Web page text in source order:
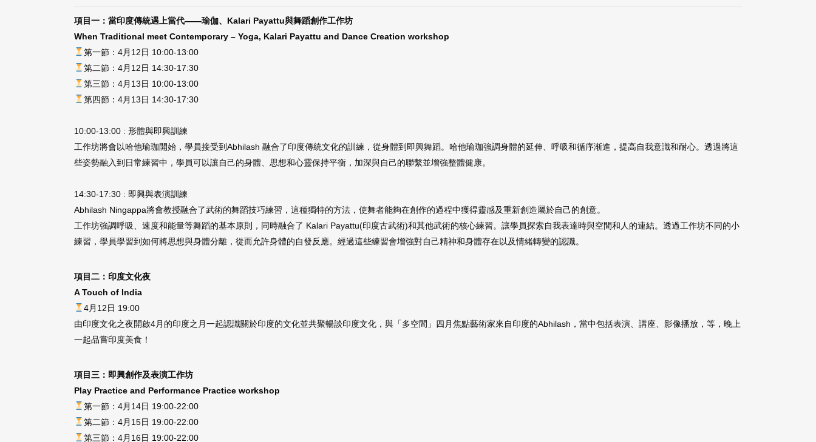
項目一：當印度傳統遇上當代——瑜伽、Kalari Payattu與舞蹈創作工作坊
When Traditional meet Contemporary – Yoga, Kalari Payattu and Dance Creation workshop
第一節：4月12日 10:00-13:00
第二節：4月12日 14:30-17:30
第三節：4月13日 10:00-13:00
第四節：4月13日 14:30-17:30
10:00-13:00 : 形體與即興訓練
工作坊將會以哈他瑜珈開始，學員接受到Abhilash 融合了印度傳統文化的訓練，從身體到即興舞蹈。哈他瑜珈強調身體的延伸、呼吸和循序渐進，提高自我意識和耐心。透過將這
些姿勢融入到日常練習中，學員可以讓自己的身體、思想和心靈保持平衡，加深與自己的聯繫並增強整體健康。
14:30-17:30 : 即興與表演訓練
Abhilash Ningappa將會教授融合了武術的舞蹈技巧練習，這種獨特的方法，使舞者能夠在創作的過程中獲得靈感及重新創造屬於自己的創意。
工作坊強調呼吸、速度和能量等舞蹈的基本原則，同時融合了 Kalari Payattu(印度古武術)和其他武術的核心練習。讓學員探索自我表達時與空間和人的連結。透過工作坊不同的小
練習，學員學習到如何將思想與身體分離，從而允許身體的自發反應。經過這些練習會增強對自己精神和身體存在以及情緒轉變的認識。
項目二：印度文化夜
A Touch of India
4月12日 19:00
由印度文化之夜開啟4月的印度之月一起認識關於印度的文化並共聚暢談印度文化，與「多空間」四月焦點藝術家來自印度的Abhilash，當中包括表演、講座、影像播放，等，晚上
一起品嘗印度美食！
項目三：即興創作及表演工作坊
Play Practice and Performance Practice workshop
第一節：4月14日 19:00-22:00
第二節：4月15日 19:00-22:00
第三節：4月16日 19:00-22:00